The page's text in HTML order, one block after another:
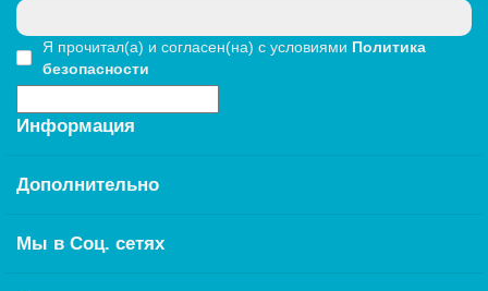
Я прочитал(а) и согласен(на) с условиями Политика
безопасности
Информация
Дополнительно
Мы в Соц. сетях